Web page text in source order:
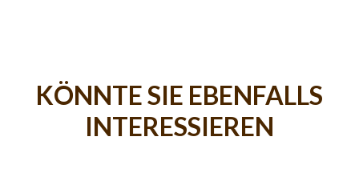
KÖNNTE SIE EBENFALLS
INTERESSIEREN